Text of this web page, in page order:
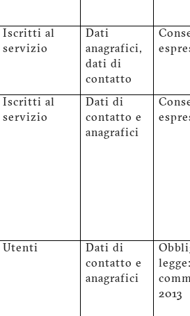
Iscritti al
servizio
Dati
anagrafici,
dati di
contatto
Iscritti al
servizio
Dati di
contatto e
anagrafici
Utenti
Dati di
contatto e
anagrafici
2013